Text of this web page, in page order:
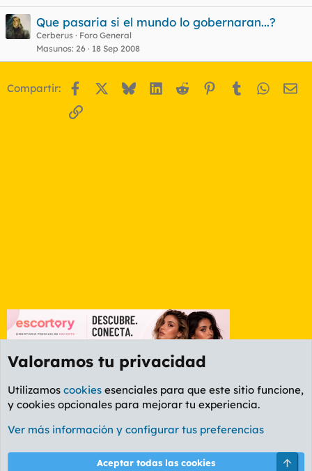
Que pasaria si el mundo lo gobernaran...?
Cerberus
Foro General
Masunos 26 18 Sep 2008
Compartir: Facebook BlueskyLinkedIn
Reddit Pinterest
Tumblr
Enlace
Foro Ocio y Cultura
Cookies
PL OLDSTYLE AMARILLO
Términos y reglas Política de privacidad Ayuda
Valoramos tu privacidad
Utilizamos cookies esenciales para que este sitio funcione,
y cookies opcionales para mejorar tu experiencia.
Ver más información y configurar tus preferencias
Aceptar todas las cookies